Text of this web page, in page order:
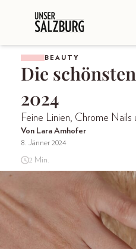
BEAUTY
Die
2024
Feine Linien, Chrome Nails
Von Lara Amhofer
8. Jänner 2024
2 Min.